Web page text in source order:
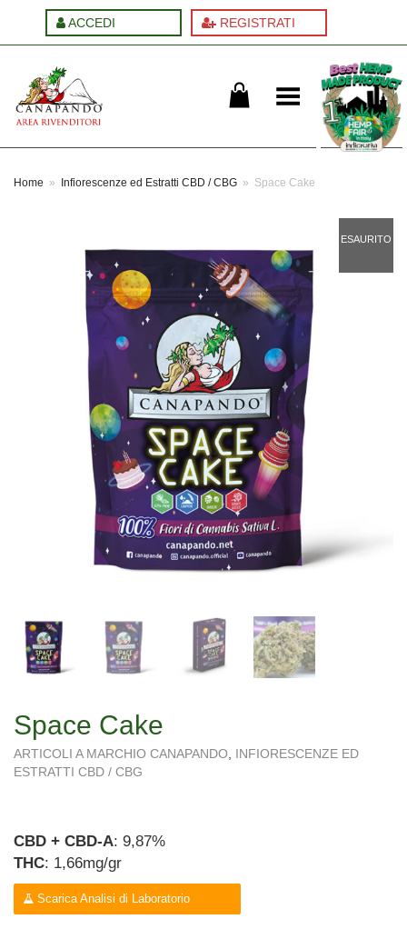
ACCEDI REGISTRATI
Cambia menu
Home » Infiorescenze ed Estratti CBD / CBG » Space Cake
ESAURITO
Space Cake
ARTICOLI A MARCHIO CANAPANDO
INFIORESCENZE ED
ESTRATTI CBD / CBG
CBD + CBD-A: 9,87%
THC: 1,66mg/gr
Scarica Analisi di Laboratorio